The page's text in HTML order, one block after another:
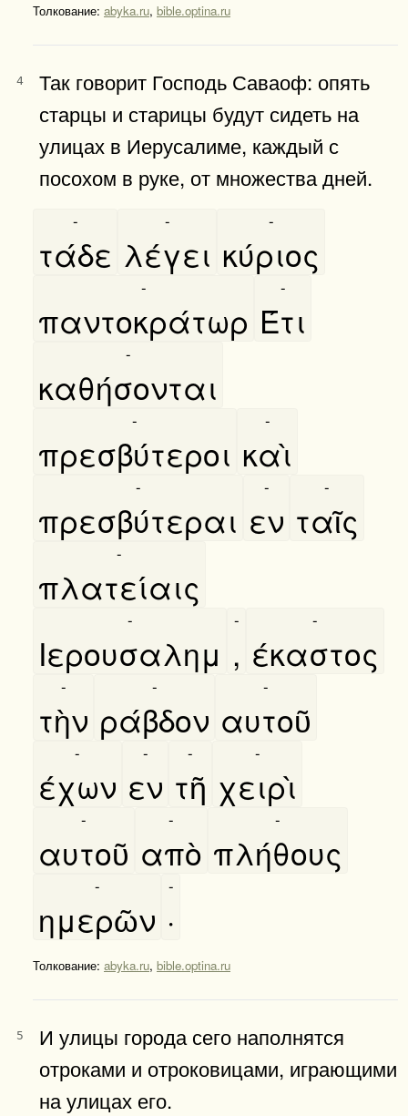
Толкование: abyka.ru, bible.optina.ru
4
Так говорит Господь Саваоф: опять
старцы и старицы будут сидеть на
улицах в Иерусалиме, каждый с
посохом в руке, от множества дней.
τάδε
-
λέγει
-
κύριος
-
παντοκράτωρ
-
Έτι
-
καθήσονται
-
πρεσβύτεροι
-
καὶ
-
πρεσβύτεραι
-
εν
-
ταῖς
-
πλατείαις
-
Ιερουσαλημ
-
,
-
έκαστος
-
τὴν
-
ράβδον
-
αυτοῦ
-
έχων
-
εν
-
τῆ
-
χειρὶ
-
αυτοῦ
-
απὸ
-
πλήθους
-
ημερῶν
-
·
-
Толкование: abyka.ru, bible.optina.ru
5
И улицы города сего наполнятся
отроками и отроковицами, играющими
на улицах его.